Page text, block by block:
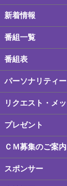
新着情報
番組一覧
番組表
パーソナリティー
リクエスト・メ
プレゼント
ＣＭ募集のご案内
スポンサー